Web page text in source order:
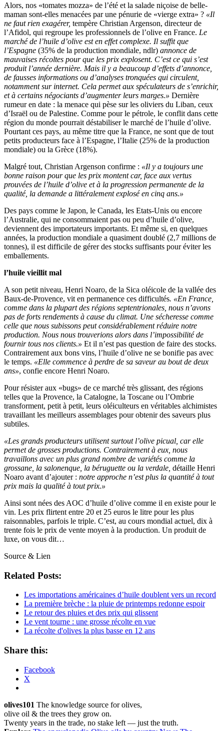
Alors, nos «tomates mozza» de l’été et la salade niçoise de belle-
maman sont-elles menacées par une pénurie de «vierge extra» ? «Il
ne faut rien exagérer, tempère Christian Argenson, directeur de
l’Afidol, qui regroupe les professionnels de l’olive en France. Le
marché de l’huile d’olive est en effet complexe. Il suffit que
l’Espagne (35% de la production mondiale, ndlr) annonce de
mauvaises récoltes pour que les prix explosent. C’est ce qui s’est
produit l’année dernière. Mais il y a beaucoup d’effets d’annonce,
de fausses informations ou d’analyses tronquées qui circulent,
notamment sur internet. Cela permet aux spéculateurs de s’enrichir,
et à certains négociants d’augmenter leurs marges.» Dernière
rumeur en date : la menace qui pèse sur les oliviers du Liban, ceux
d’Israël ou de Palestine. Comme pour le pétrole, le conflit dans cette
région du monde pourrait déstabiliser le marché de l’huile d’olive.
Pourtant ces pays, au même titre que la France, ne sont que de tout
petits producteurs face à l’Espagne, l’Italie (25% de la production
mondiale) ou la Grèce (18%).
Malgré tout, Christian Argenson confirme : «Il y a toujours une
bonne raison pour que les prix montent car, face aux vertus
prouvées de l’huile d’olive et à la progression permanente de la
qualité, la demande a littéralement explosé en cinq ans.»
Des pays comme le Japon, le Canada, les Etats-Unis ou encore
l’Australie, qui ne consommaient pas ou peu d’huile d’olive,
deviennent des importateurs importants. Et même si, en quelques
années, la production mondiale a quasiment doublé (2,7 millions de
tonnes), il est difficile de gérer des stocks suffisants pour éviter les
emballements.
l’huile vieillit mal
A son petit niveau, Henri Noaro, de la Sica oléicole de la vallée des
Baux-de-Provence, vit en permanence ces difficultés. «En France,
comme dans la plupart des régions septentrionales, nous n’avons
pas de forts rendements à cause du climat. Une sécheresse comme
celle que nous subissons peut considérablement réduire notre
production. Nous nous trouverions alors dans l’impossibilité de
fournir tous nos clients.» Et il n’est pas question de faire des stocks.
Contrairement aux bons vins, l’huile d’olive ne se bonifie pas avec
le temps. «Elle commence à perdre de sa saveur au bout de deux
ans», confie encore Henri Noaro.
Pour résister aux «bugs» de ce marché très glissant, des régions
telles que la Provence, la Catalogne, la Toscane ou l’Ombrie
transforment, petit à petit, leurs oléiculteurs en véritables alchimistes
travaillant les meilleurs assemblages pour obtenir des saveurs plus
subtiles.
«Les grands producteurs utilisent surtout l’olive picual, car elle
permet de grosses productions. Contrairement à eux, nous
travaillons avec un plus grand nombre de variétés comme la
grossane, la salonenque, la béruguette ou la verdale, détaille Henri
Noaro avant d’ajouter : notre approche n’est plus la quantité à tout
prix mais la qualité à tout prix.»
Ainsi sont nées des AOC d’huile d’olive comme il en existe pour le
vin. Les prix flirtent entre 20 et 25 euros le litre pour les plus
raisonnables, parfois le triple. C’est, au cours mondial actuel, dix à
trente fois le prix de vente moyen à la production. Un produit de
luxe, on vous dit…
Source & Lien
Related Posts:
Les importations américaines d’huile doublent vers un record
La première brèche : la pluie de printemps redonne espoir
Le retour des pluies et des prix qui glissent
Le vent tourne : une grosse récolte en vue
La récolte d'olives la plus basse en 12 ans
Share this:
Facebook
X
olives101 The knowledge source for olives,
olive oil & the trees they grow on.
Twenty years in the trade, no stake left — just the truth.